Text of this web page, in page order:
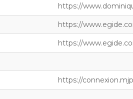
https://
https://
https://
https://